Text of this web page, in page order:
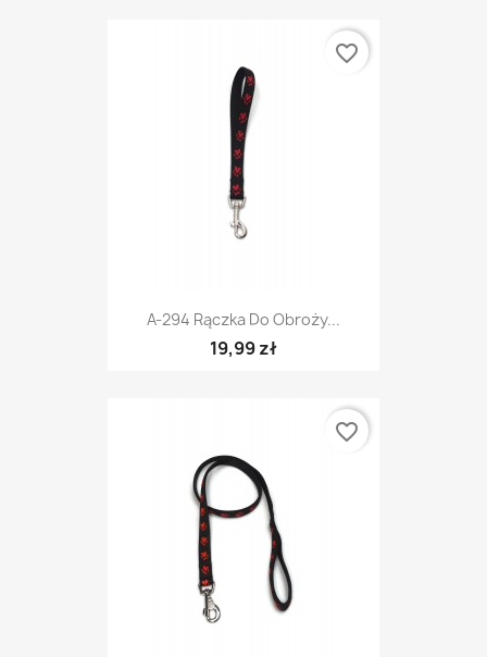
A-294 Rączka Do Obroży...
19,99 zł
favorite_border
favorite_border